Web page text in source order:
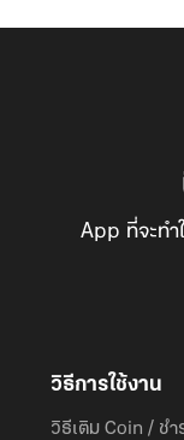
App ที่จะท
วิธีการใช้งาน
วิธีเติม Coin / ชำ